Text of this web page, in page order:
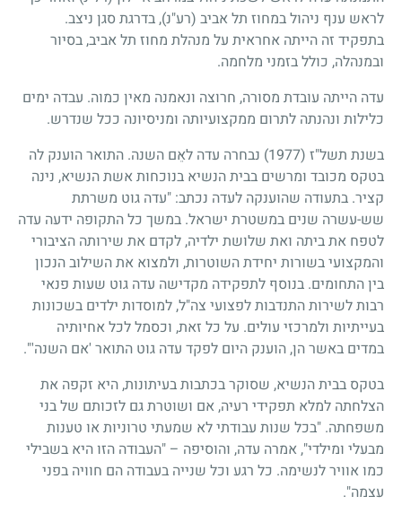
לראש ענף ניהול במחוז תל אביב (רע"נ), בדרגת סגן ניצב.
בתפקיד זה הייתה אחראית על מנהלת מחוז תל אביב, בסיור
ובמנהלה, כולל בזמני מלחמה.
עדה הייתה עובדת מסורה, חרוצה ונאמנה מאין כמוה. עבדה ימים
כלילות ונהנתה לתרום ממקצועיותה ומניסיונה ככל שנדרש.
בשנת תשל"ז (1977) נבחרה עדה לאֵם השנה. התואר הוענק לה
בטקס מכובד ומרשים בבית הנשיא בנוכחות אשת הנשיא, נינה
קציר. בתעודה שהוענקה לעדה נכתב: "עדה גוט משרתת
שש-עשרה שנים במשטרת ישראל. במשך כל התקופה ידעה עדה
לטפח את ביתה ואת שלושת ילדיה, לקדם את שירותה הציבורי
והמקצועי בשורות יחידת השוטרות, ולמצוא את השילוב הנכון
בין התחומים. בנוסף לתפקידה מקדישה עדה גוט שעות פנאי
רבות לשירות התנדבות לפצועי צה"ל, למוסדות ילדים בשכונות
בעייתיות ולמרכזי עולים. על כל זאת, וכסמל לכל אחיותיה
במדים באשר הן, הוענק היום לפקד עדה גוט התואר 'אם השנה'".
בטקס בבית הנשיא, שסוקר בכתבות בעיתונות, היא זקפה את
הצלחתה למלא תפקידי רעיה, אם ושוטרת גם לזכותם של בני
משפחתה. "בכל שנות עבודתי לא שמעתי טרוניות או טענות
מבעלי ומילדי", אמרה עדה, והוסיפה – "העבודה הזו היא בשבילי
כמו אוויר לנשימה. כל רגע וכל שנייה בעבודה הם חוויה בפני
עצמה".